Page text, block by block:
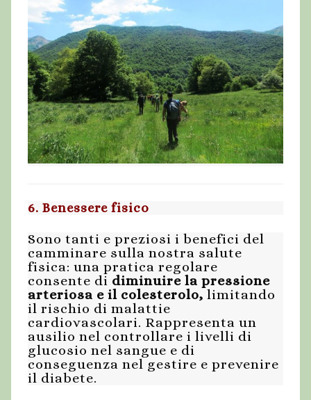
6. Benessere fisico
Sono tanti e preziosi i benefici del
camminare sulla nostra salute
fisica: una pratica regolare
consente di diminuire la pressione
arteriosa e il colesterolo, limitando
il rischio di malattie
cardiovascolari. Rappresenta un
ausilio nel controllare i livelli di
glucosio nel sangue e di
conseguenza nel gestire e prevenire
il diabete.